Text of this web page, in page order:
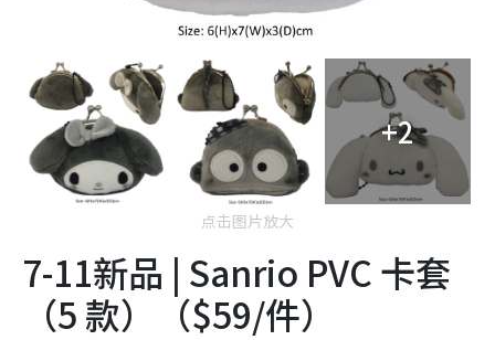
+2
点击图片放大
7-11新品 | Sanrio PVC 卡套
（5 款）（$59/件）